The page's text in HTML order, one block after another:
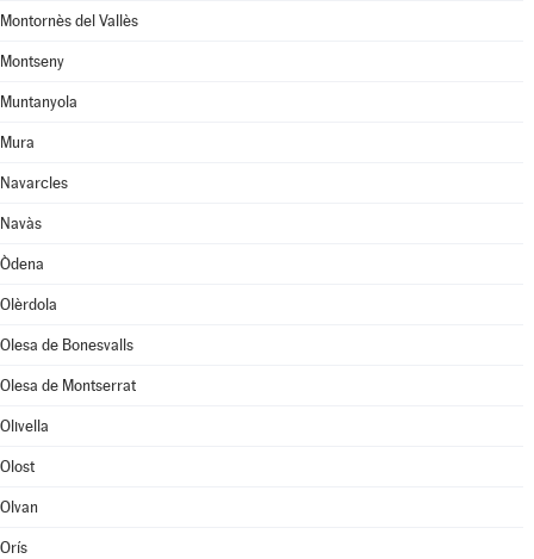
Montornès del Vallès
Montseny
Muntanyola
Mura
Navarcles
Navàs
Òdena
Olèrdola
Olesa de Bonesvalls
Olesa de Montserrat
Olivella
Olost
Olvan
Orís